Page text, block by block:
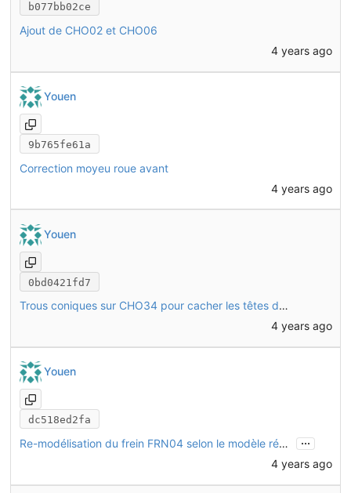
b077bb02ce
Ajout de CHO02 et CHO06
4 years ago
Youen
9b765fe61a
Correction moyeu roue avant
4 years ago
Youen
0bd0421fd7
Trous coniques sur CHO34 pour cacher les têtes de vis
4 years ago
Youen
dc518ed2fa
Re-modélisation du frein FRN04 selon le modèle réel (Avid BB5)
...
4 years ago